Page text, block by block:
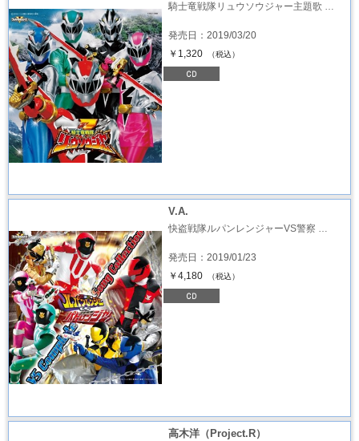
騎士竜戦隊リュウソウジャー主題歌 …
発売日：2019/03/20
￥1,320
（税込）
V.A.
快盗戦隊ルパンレンジャーVS警察 …
発売日：2019/01/23
￥4,180
（税込）
高木洋（Project.R）